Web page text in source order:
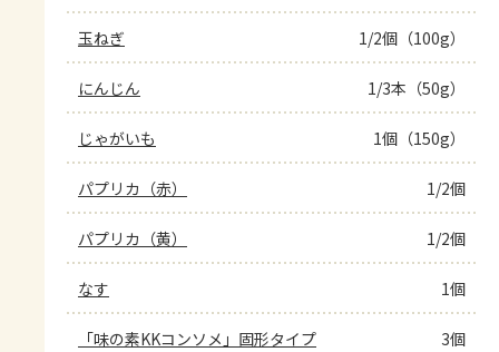
玉ねぎ 1/2個（100g）
にんじん 1/3本（50g）
じゃがいも 1個（150g）
パプリカ（赤） 1/2個
パプリカ（黄） 1/2個
なす 1個
「味の素KKコンソメ」固形タイプ 3個